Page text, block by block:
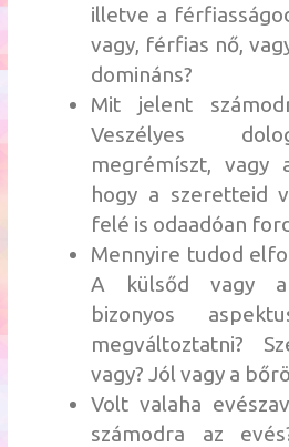
illetve a
vagy, férfias nő,
domináns?
Mit jelent
Veszélyes
megrémíszt, vagy
hogy a szeretteid
felé is odaadóan
Mennyire tudod
A külsőd vagy a
bizonyos
megváltoztatni?
vagy? Jól vagy a
Volt valaha
számodra az